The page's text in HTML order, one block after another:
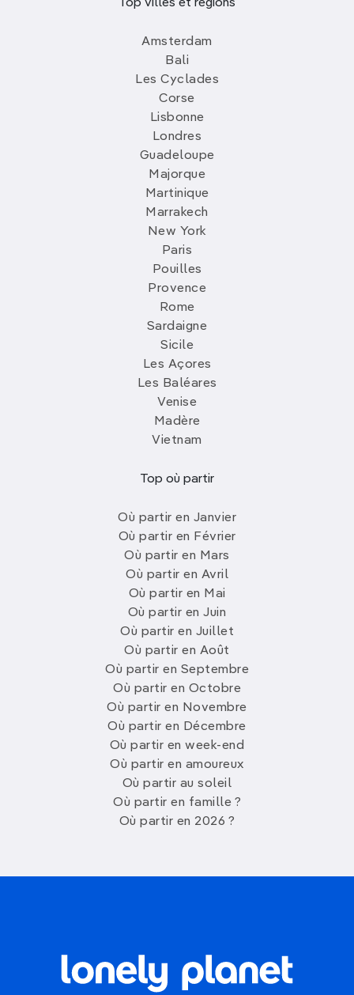
Top villes et régions
Amsterdam
Bali
Les Cyclades
Corse
Lisbonne
Londres
Guadeloupe
Majorque
Martinique
Marrakech
New York
Paris
Pouilles
Provence
Rome
Sardaigne
Sicile
Les Açores
Les Baléares
Venise
Madère
Vietnam
Top où partir
Où partir en Janvier
Où partir en Février
Où partir en Mars
Où partir en Avril
Où partir en Mai
Où partir en Juin
Où partir en Juillet
Où partir en Août
Où partir en Septembre
Où partir en Octobre
Où partir en Novembre
Où partir en Décembre
Où partir en week-end
Où partir en amoureux
Où partir au soleil
Où partir en famille ?
Où partir en 2026 ?